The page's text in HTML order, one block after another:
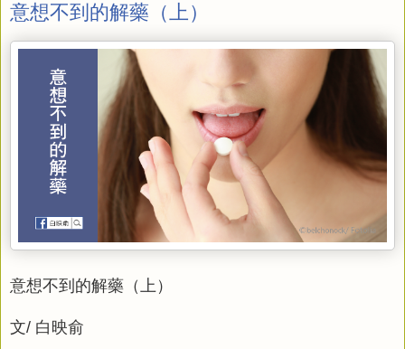
意想不到的解藥（上）
意想不到的解藥（上）
文/ 白映俞